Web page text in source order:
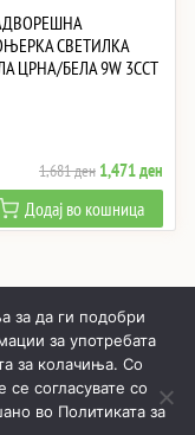
СВЕТИЛКА
ЦРНА/БЕЛА 9W 3CCT
1,681ден Original
price
was:
1,471ден
price
is:
Додај во кошница
КОШНИЧКА
за да ги подобри
за употребата
за колачиња. Со
согласувате со
во Политиката за